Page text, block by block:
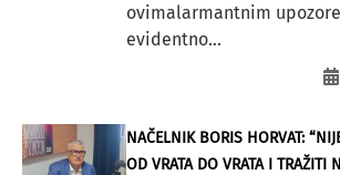
ovimalarmantnim
evidentno...
NAČELNIK BORIS HORVAT:
OD VRATA DO VRATA I TRAŽITI